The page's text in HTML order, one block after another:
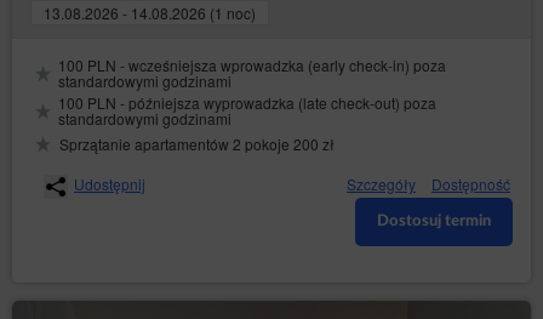
13.08.2026 - 14.08.2026 (1 noc)
100 PLN - wcześniejsza wprowadzka (early check-in) poza
standardowymi godzinami
100 PLN - późniejsza wyprowadzka (late check-out) poza
standardowymi godzinami
Sprzątanie apartamentów 2 pokoje 200 zł
Udostępnij
Szczegóły Dostępność
Dostosuj termin